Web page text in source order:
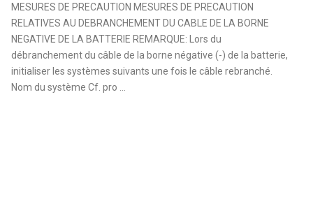
MESURES DE PRECAUTION MESURES DE PRECAUTION
RELATIVES AU DEBRANCHEMENT DU CABLE DE LA BORNE
NEGATIVE DE LA BATTERIE REMARQUE: Lors du
débranchement du câble de la borne négative (-) de la batterie,
initialiser les systèmes suivants une fois le câble rebranché.
Nom du système Cf. pro ...